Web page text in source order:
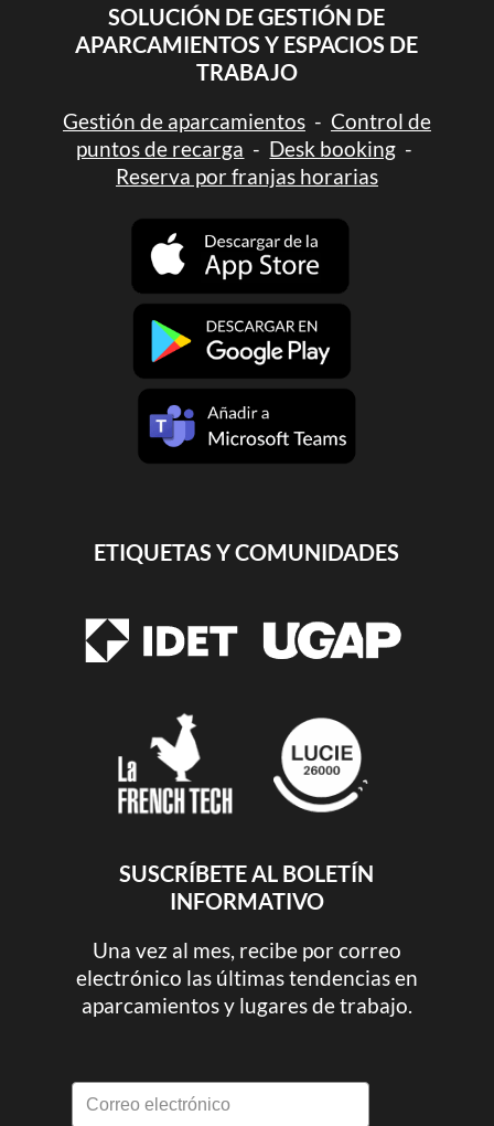
SOLUCIÓN DE GESTIÓN DE
APARCAMIENTOS Y ESPACIOS DE
TRABAJO
Gestión de aparcamientos- Control de
puntos de recarga - Desk booking -
Reserva por franjas horarias
ETIQUETAS Y COMUNIDADES
SUSCRÍBETE AL BOLETÍN
INFORMATIVO
Una vez al mes, recibe por correo
electrónico las últimas tendencias en
aparcamientos y lugares de trabajo.